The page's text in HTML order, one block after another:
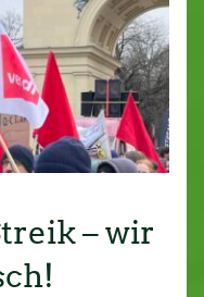
– wir